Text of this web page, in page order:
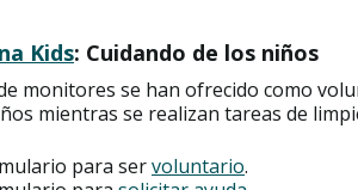
Kids: Cuidando de los niños
monitores se han ofrecido como
mientras se realizan tareas de
para servoluntario.